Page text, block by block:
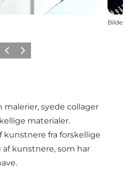
Bilde:
ForrigeNeste
syede collager
materialer.
fra forskellige
kunstnere, som har